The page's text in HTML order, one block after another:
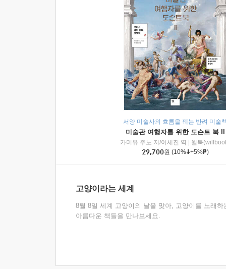
서양 미술사의 흐름을 꿰는 반려 미술
미술관 여행자를 위한 도슨트 북 II
카미유 주노 저/이세진 역
윌북
29,700원 (10% +5% )
고양이라는 세계
8월 8일 세계 고양이의 날을 맞아, 고양이를 노래하
아름다운 책들을 만나보세요.